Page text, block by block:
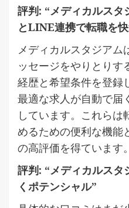
評判: “メディカルス
とLINE連携で転職を
メディカルスタジアム
ッセージをやりとりす
経歴と希望条件を登録
最適な求人が自動で届
しています。これらは
めるための便利な機能
の高評価を得ています。
評判: “メディカルス
くポテンシャル”